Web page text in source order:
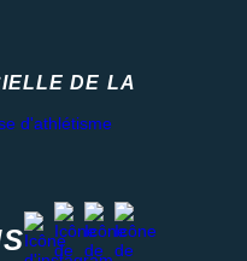
DE LA
instagram
facebook
stravayoutube